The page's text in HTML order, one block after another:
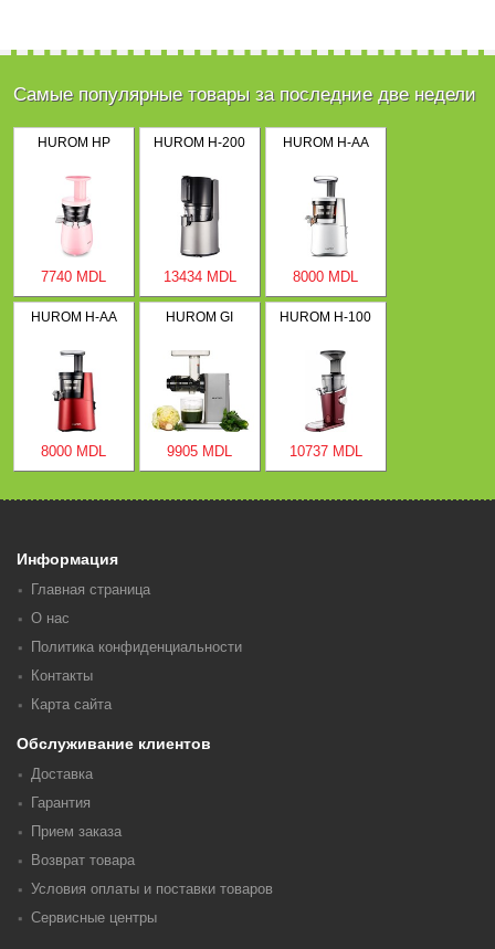
Самые популярные товары за последние две недели
HUROM HP
7740 MDL
HUROM H-200
13434 MDL
HUROM H-AA
8000 MDL
HUROM H-AA
8000 MDL
HUROM GI
9905 MDL
HUROM H-100
10737 MDL
Информация
Главная страница
О нас
Политика конфиденциальности
Контакты
Карта сайта
Обслуживание клиентов
Доставка
Гарантия
Прием заказа
Возврат товара
Условия оплаты и поставки товаров
Сервисные центры